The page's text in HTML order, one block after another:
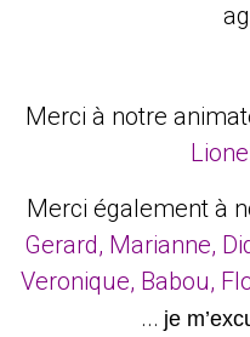
Merci à notre
Merci également à
Gerard, Marianne,
Veronique, Babou,
... je